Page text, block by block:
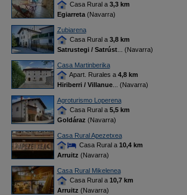
Casa Rural a 3,3 km
Egiarreta(Navarra)
Zubiarena
Casa Rural a 3,8 km
Satrustegi / Satrúst... (Navarra)
Casa Martinberika
Apart. Rurales a 4,8 km
Hiriberri / Villanue... (Navarra)
Agroturismo Loperena
Casa Rural a 5,5 km
Goldáraz (Navarra)
Casa Rural Apezetxea
Casa Rural a 10,4 km
Arruitz (Navarra)
Casa Rural Mikelenea
Casa Rural a 10,7 km
Arruitz (Navarra)